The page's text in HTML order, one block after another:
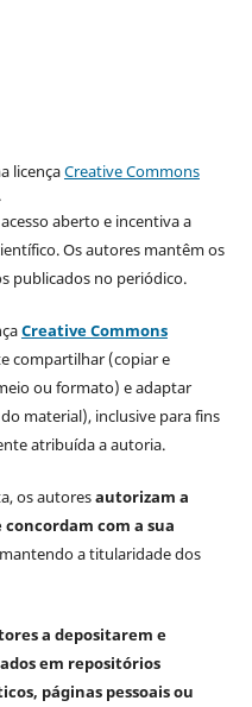
licençaCreative Commons
aberto e incentiva a
Os autores mantêm os
publicados no periódico.
Creative Commons
compartilhar (copiar e
ou formato) e adaptar
material), inclusive para fins
atribuída a autoria.
os autoresautorizam a
com a sua
a titularidade dos
a depositarem e
em repositórios
páginas pessoais ou